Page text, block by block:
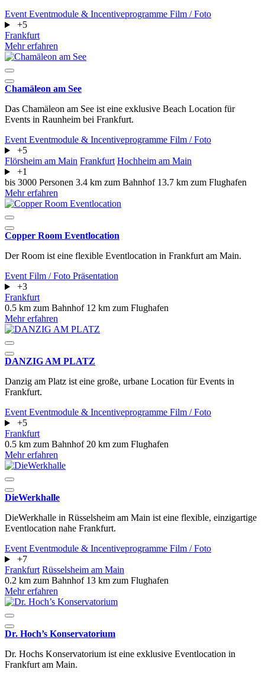
Event Eventmodule & Incentiveprogramme Film / Foto
+5
Frankfurt
Mehr erfahren
Chamäleon am See
Das Chamäleon am See ist eine exklusive Beach Location für
Events in Raunheim bei Frankfurt.
Event Eventmodule & Incentiveprogramme Film / Foto
+5
Flörsheim am Main Frankfurt Hochheim am Main
+1
bis 3000 Personen 3.4 km zum Bahnhof 13.7 km zum Flughafen
Mehr erfahren
Copper Room Eventlocation
Der Room ist eine flexible Eventlocation in Frankfurt am Main.
Event Film / Foto Präsentation
+3
Frankfurt
0.5 km zum Bahnhof 12 km zum Flughafen
Mehr erfahren
DANZIG AM PLATZ
Danzig am Platz ist eine große, urbane Location für Events in
Frankfurt.
Event Eventmodule & Incentiveprogramme Film / Foto
+5
Frankfurt
0.5 km zum Bahnhof 20 km zum Flughafen
Mehr erfahren
DieWerkhalle
DieWerkhalle in Rüsselsheim am Main ist eine flexible, einzigartige
Eventlocation nahe Frankfurt.
Event Eventmodule & Incentiveprogramme Film / Foto
+7
Frankfurt Rüsselsheim am Main
0.2 km zum Bahnhof 13 km zum Flughafen
Mehr erfahren
Dr. Hoch’s Konservatorium
​​​​​​​Dr. Hochs Konservatorium ist eine exklusive Eventlocation in
Frankfurt am Main.